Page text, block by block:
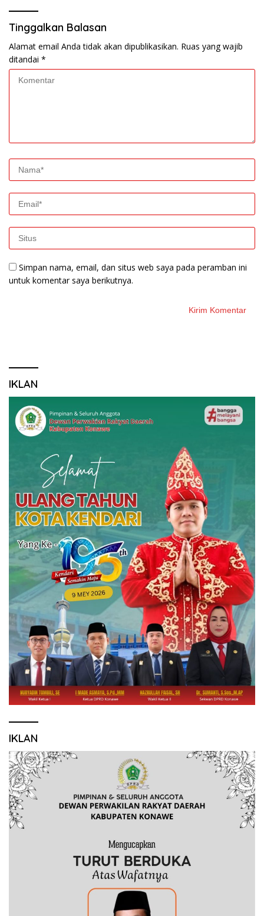
Tinggalkan Balasan
Alamat email Anda tidak akan dipublikasikan. Ruas yang wajib
ditandai *
Simpan nama, email, dan situs web saya pada peramban ini
untuk komentar saya berikutnya.
IKLAN
IKLAN